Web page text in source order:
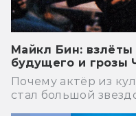
Майкл Бин:
будущего и грозы
Почему актёр из
стал большой